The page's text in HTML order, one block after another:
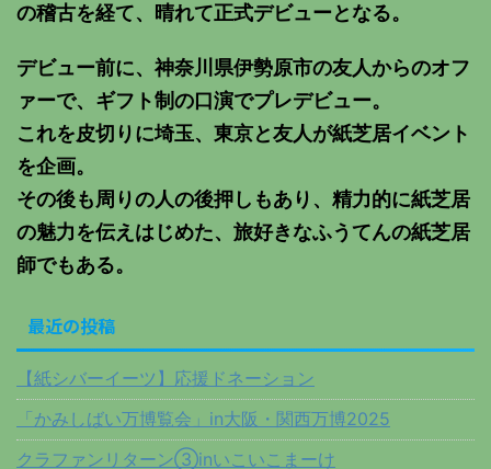
の稽古を経て、晴れて正式デビューとなる。
デビュー前に、神奈川県伊勢原市の友人からのオフ
ァーで、ギフト制の口演でプレデビュー。
これを皮切りに埼玉、東京と友人が紙芝居イベント
を企画。
その後も周りの人の後押しもあり、精力的に紙芝居
の魅力を伝えはじめた、旅好きなふうてんの紙芝居
師でもある。
最近の投稿
【紙シバーイーツ】応援ドネーション
「かみしばい万博覧会」in大阪・関西万博2025
クラファンリターン③inいこいこまーけ